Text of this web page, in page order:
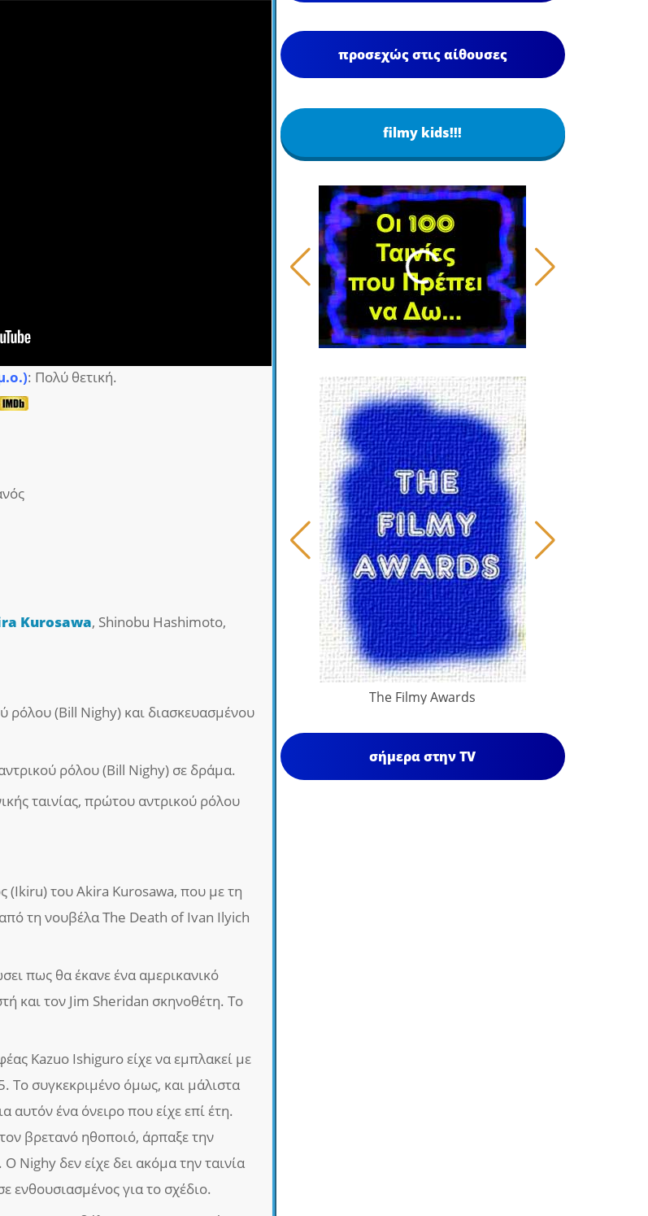
: Πολύ θετική.
Kurosawa, Shinobu Hashimoto,
(Bill Nighy) και διασκευασμένου
ρόλου (Bill Nighy) σε δράμα.
ταινίας, πρώτου αντρικού ρόλου
(Ikiru) του Akira Kurosawa, που με τη
τη νουβέλα The Death of Ivan Ilyich
πως θα έκανε ένα αμερικανικό
και τον Jim Sheridan σκηνοθέτη. Το
Kazuo Ishiguro είχε να εμπλακεί με
Το συγκεκριμένο όμως, και μάλιστα
αυτόν ένα όνειρο που είχε επί έτη.
βρετανό ηθοποιό, άρπαξε την
Nighy δεν είχε δει ακόμα την ταινία
ενθουσιασμένος για το σχέδιο.
προσεχώς στις αίθουσες
filmy kids!!!
The Filmy Awards
σήμερα στην TV